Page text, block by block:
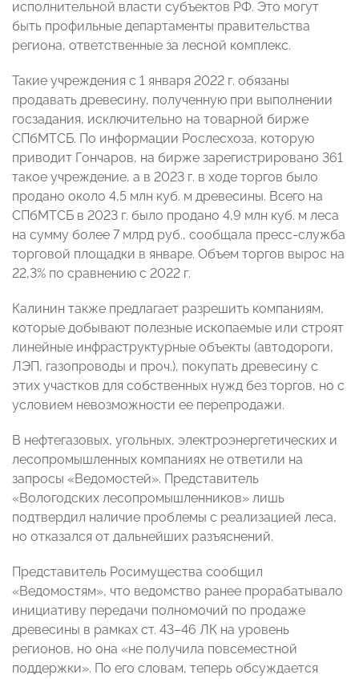
исполнительной власти субъектов РФ. Это могут
быть профильные департаменты правительства
региона, ответственные за лесной комплекс.
Такие учреждения с 1 января 2022 г. обязаны
продавать древесину, полученную при выполнении
госзадания, исключительно на товарной бирже
СПбМТСБ. По информации Рослесхоза, которую
приводит Гончаров, на бирже зарегистрировано 361
такое учреждение, а в 2023 г. в ходе торгов было
продано около 4,5 млн куб. м древесины. Всего на
СПбМТСБ в 2023 г. было продано 4,9 млн куб. м леса
на сумму более 7 млрд руб., сообщала пресс-служба
торговой площадки в январе. Объем торгов вырос на
22,3% по сравнению с 2022 г.
Калинин также предлагает разрешить компаниям,
которые добывают полезные ископаемые или строят
линейные инфраструктурные объекты (автодороги,
ЛЭП, газопроводы и проч.), покупать древесину с
этих участков для собственных нужд без торгов, но с
условием невозможности ее перепродажи.
В нефтегазовых, угольных, электроэнергетических и
лесопромышленных компаниях не ответили на
запросы «Ведомостей». Представитель
«Вологодских лесопромышленников» лишь
подтвердил наличие проблемы с реализацией леса,
но отказался от дальнейших разъяснений.
Представитель Росимущества сообщил
«Ведомостям», что ведомство ранее прорабатывало
инициативу передачи полномочий по продаже
древесины в рамках ст. 43–46 ЛК на уровень
регионов, но она «не получила повсеместной
поддержки». По его словам, теперь обсуждается